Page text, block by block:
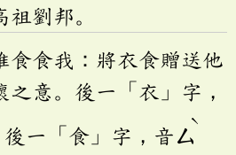
劉邦。
食食我：將衣食贈送他
之意。後一「衣」字，
後一「食」字，音ㄙ
ˋ